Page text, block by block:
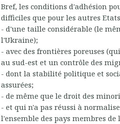
Bref, les conditions d'adhésion
difficiles que pour les autres
- d'une taille considérable (le
l'Ukraine);
- avec des frontières poreuses
au sud-est et un contrôle des
- dont la stabilité politique et
assurées;
- de même que le droit des
- et qui n'a pas réussi à
l'ensemble des pays membres de